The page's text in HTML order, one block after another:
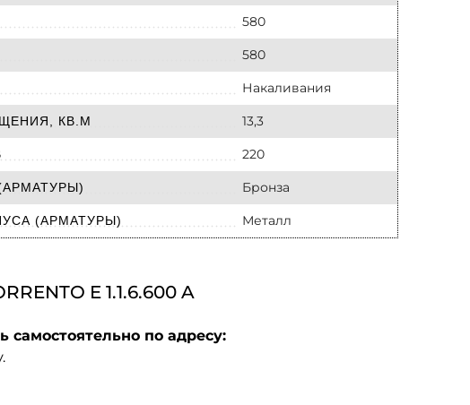
580
580
Накаливания
КВ.М 13,3
220
Бронза
(АРМАТУРЫ) Металл
E 1.1.6.600 A
самостоятельно по адресу: